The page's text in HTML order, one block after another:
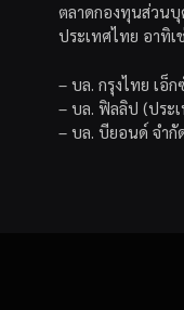
ตลาดกองทุนส่วน
ประเทศไทย อาทิเ
– บล. กรุงไทย เอ็
– บล. ฟิลลิป (ประ
– บล. บียอนด์ จำกั